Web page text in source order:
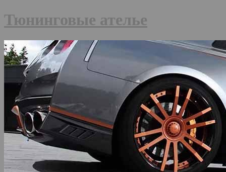
Тюнинговые ателье